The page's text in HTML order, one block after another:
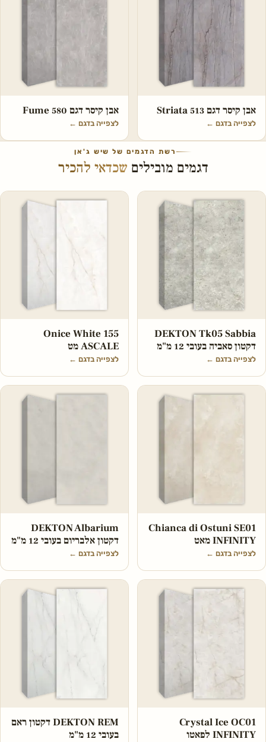
אבן קיסר דגם 513 Striata
לצפייה בדגם ←
אבן קיסר דגם 580 Fume
לצפייה בדגם ←
רשת הדגמים של שיש ג'אן
דגמים מובילים שכדאי להכיר
DEKTON Tk05 Sabbia
דקטון סאביה בעובי 12 מ"מ
לצפייה בדגם ←
Onice White 155
ASCALE מט
לצפייה בדגם ←
Chianca di Ostuni SE01
INFINITY מאט
לצפייה בדגם ←
DEKTON Albarium
דקטון אלבריום בעובי 12 מ"מ
לצפייה בדגם ←
Crystal Ice OC01
INFINITY לפאטו
DEKTON REM דקטון ראם
בעובי 12 מ"מ